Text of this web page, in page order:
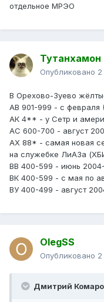
отдельное МРЭО
Тутанхамон
Опубликовано 2
В Орехово-Зуево
АВ 901-999 - с февраля
АК 4** - у Сетр и
АС 600-700 - август
АХ 88* - самая новая
на служебке ЛиАЗа
ВВ 400-599 - июнь
ВК 400-599 - с мая по
ВУ 400-499 - август
OlegSS
Опубликовано 2
Дмитрий